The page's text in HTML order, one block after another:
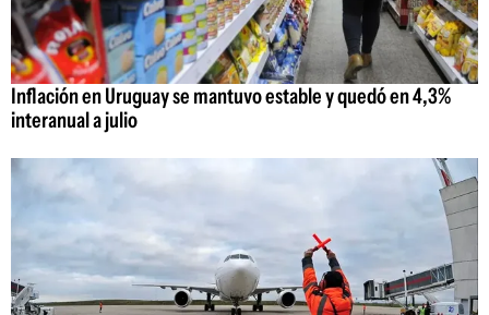
Inflación en Uruguay se mantuvo estable y quedó en 4,3%
interanual a julio